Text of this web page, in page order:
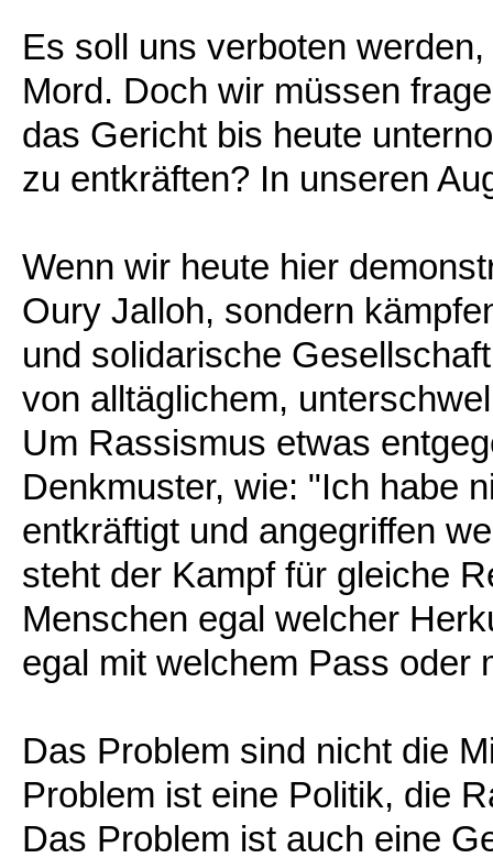
Es soll uns verboten
Mord. Doch wir müssen
das Gericht bis heute
zu entkräften? In unseren
Wenn wir heute hier
Oury Jalloh, sondern
und solidarische
von alltäglichem,
Um Rassismus etwas
Denkmuster, wie: "Ich habe
entkräftigt und angegriffen
steht der Kampf für gleiche
Menschen egal welcher
egal mit welchem Pass oder
Das Problem sind nicht die
Problem ist eine Politik, die
Das Problem ist auch eine